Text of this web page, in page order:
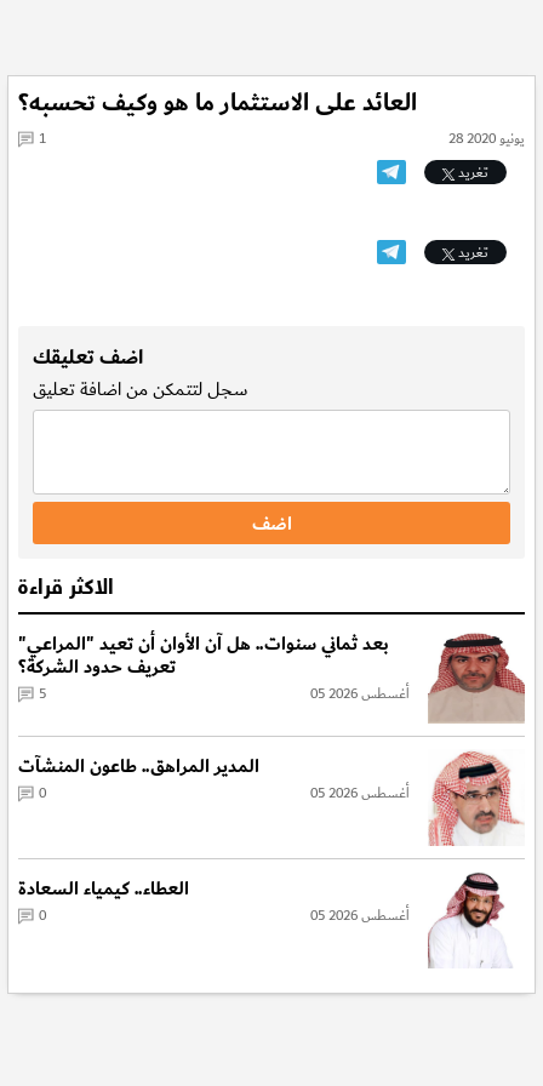
العائد على الاستثمار ما هو وكيف تحسبه؟
28 يونيو 2020
1
تغريد
تغريد
اضف تعليقك
سجللتتمكن من اضافة تعليق
الاكثر قراءة
بعد ثماني سنوات.. هل آن الأوان أن تعيد "المراعي"
تعريف حدود الشركة؟
05 أغسطس 2026 5
المدير المراهق.. طاعون المنشآت
05 أغسطس 2026 0
العطاء.. كيمياء السعادة
05 أغسطس 2026 0